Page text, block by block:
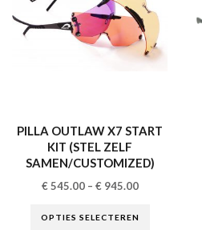
PILLA OUTLAW X7 START
KIT (STEL ZELF
SAMEN/CUSTOMIZED)
€545.00– €945.00
OPTIES SELECTEREN